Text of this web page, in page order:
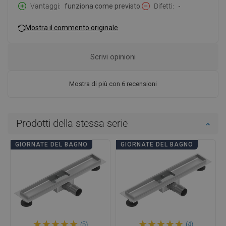
Vantaggi
funziona come previsto. Difetti -
Mostra il commento originale
Mostra di più con 6 recensioni
Scrivi opinioni
Prodotti della stessa serie
GIORNATE DEL BAGNO
(5)
GIORNATE DEL BAGNO
(4)